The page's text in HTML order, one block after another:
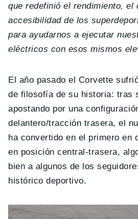
que redefinió el rendimiento, el
accesibilidad de los
para ayudarnos a ejecutar
eléctricos con esos mismos
El año pasado el Corvette
de filosofía de su historia: tras
apostando por una
delantero/tracción trasera, el
ha convertido en el primero en
en posición central-trasera,
bien a algunos de los
histórico deportivo.